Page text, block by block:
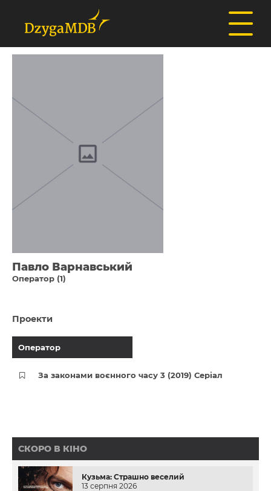
Павло Варнавський
Оператор (1)
Проекти
Оператор
За законами воєнного часу 3 (2019) Серіал
СКОРО В КІНО
Кузьма: Страшно веселий
13 серпня 2026